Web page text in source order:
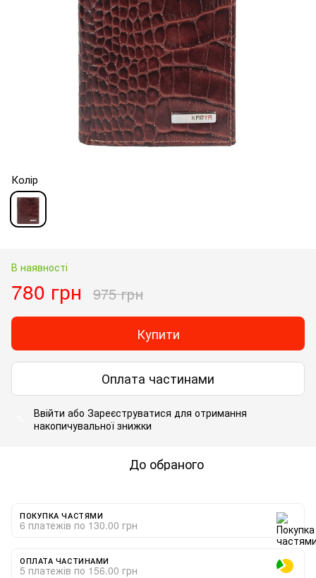
Колір
В наявності
780 грн 975 грн
Купити
Оплата частинами
Ввійти або Зареєструватися для отримання
накопичувальної знижки
До обраного
ПОКУПКА ЧАСТЯМИ
6 платежів по 130.00 грн
ОПЛАТА ЧАСТИНАМИ
5 платежів по 156.00 грн